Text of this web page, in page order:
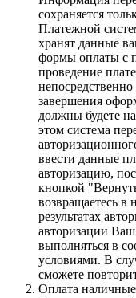
сохраняется
Платежной
хранят данные
формы оплаты с
проведение
завершения
должны будете
этом система
ввести данные
авторизацию,
кнопкой
возвращаетесь в
результатах
авторизации Ваш
выполняться в
условиями. В
сможете
Оплата